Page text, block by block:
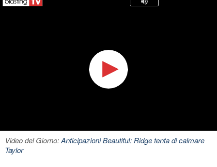
Video del Giorno:Anticipazioni Beautiful: Ridge tenta di calmare
Taylor